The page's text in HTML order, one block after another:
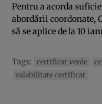
Pentru a acorda
abordării coordonate,
să se aplice de la 10
Tags: certificat verde
valabilitate certificat